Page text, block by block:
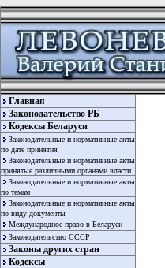
Главная
Законодательство РБ
Кодексы Беларуси
Законодательные и нормативные акты
по дате принятия
Законодательные и нормативные акты
принятые различными органами власти
Законодательные и нормативные акты
по темам
Законодательные и нормативные акты
по виду документы
Международное право в Беларуси
Законодательство СССР
Законы других стран
Кодексы